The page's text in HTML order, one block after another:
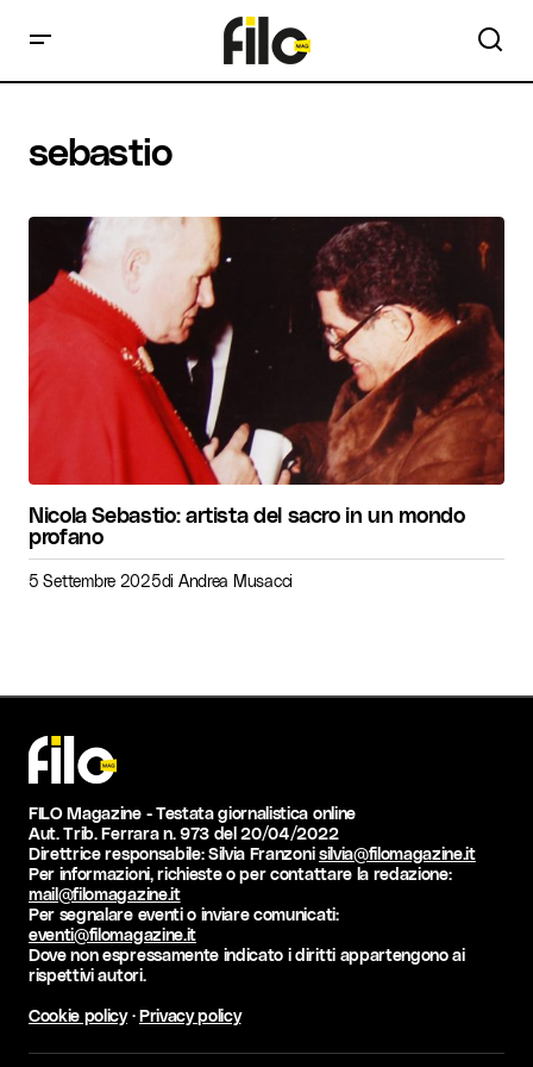
sebastio
Nicola Sebastio: artista del sacro in un mondo
profano
5 Settembre 2025di Andrea Musacci
FILO Magazine - Testata giornalistica online
Aut. Trib. Ferrara n. 973 del 20/04/2022
Direttrice responsabile: Silvia Franzonisilvia@filomagazine.it
Per informazioni, richieste o per contattare la redazione:
mail@filomagazine.it
Per segnalare eventi o inviare comunicati:
eventi@filomagazine.it
Dove non espressamente indicato i diritti appartengono ai
rispettivi autori.
Cookie policy·Privacy policy